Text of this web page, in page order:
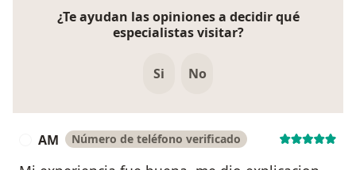
¿Te ayudan las opiniones a decidir qué
especialistas visitar?
Si No
AM Número de teléfono verificado